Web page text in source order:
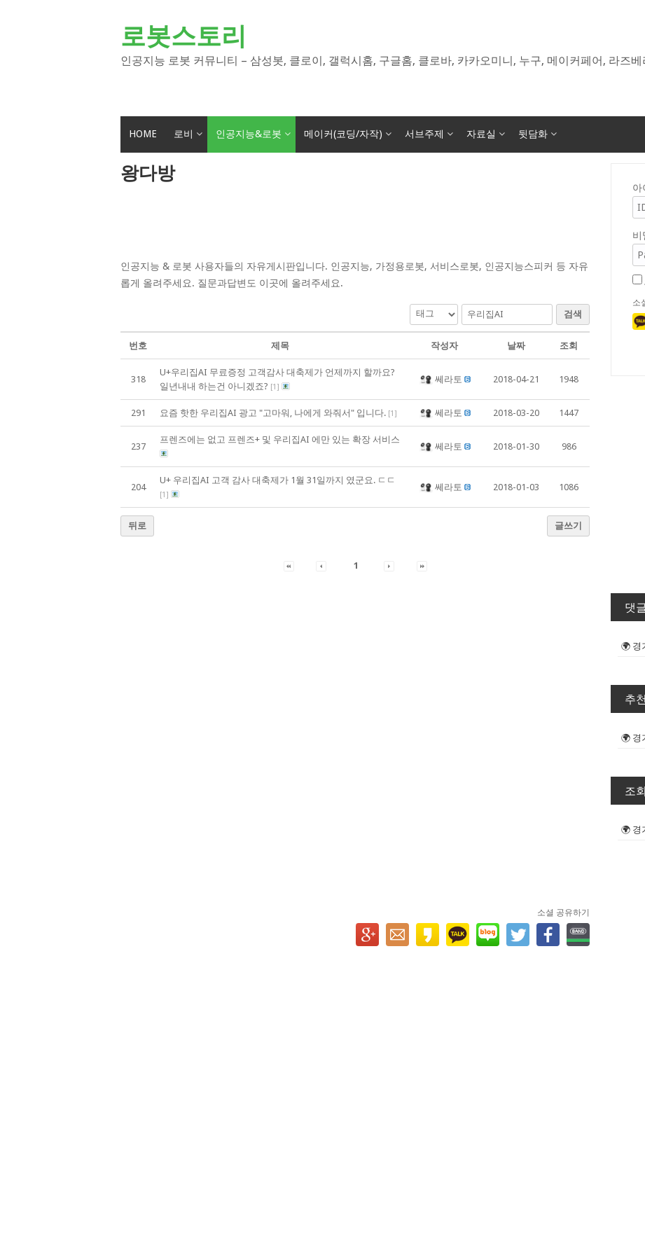
로봇스토리
인공지능 로봇 커뮤니티 – 삼성봇, 클로이, 갤럭시홈, 구글홈, 클로바, 카카오미니, 누구, 메이커페어, 라즈
HOME 로비 인공지능&로봇 메이커(코딩/자작) 서브주제 자료실 뒷담화
왕다방
인공지능 & 로봇 사용자들의 자유게시판입니다. 인공지능, 가정용로봇, 서비스로봇, 인공지능스피커 등 자유
롭게 올려주세요. 질문과답변도 이곳에 올려주세요.
검색
번호 제목 작성자 날짜 조회
318
U+우리집AI 무료증정 고객감사 대축제가 언제까지 할까요?
일년내내 하는건 아니겠죠? [1 ]
쎄라토 2018-04-21 1948
291 요즘 핫한 우리집AI 광고 "고마워, 나에게 와줘서" 입니다. [1 ] 쎄라토 2018-03-20 1447
237
프렌즈에는 없고 프렌즈+ 및 우리집AI 에만 있는 확장 서비스
쎄라토 2018-01-30 986
204
U+ 우리집AI 고객 감사 대축제가 1월 31일까지 였군요. ㄷㄷ
[1 ]
쎄라토 2018-01-03 1086
뒤로 글쓰기
1
소셜 공유하기
아
비
소
댓
추
조